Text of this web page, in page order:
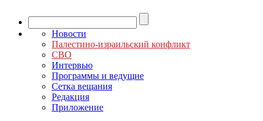
Новости
Палестино-израильский конфликт
СВО
Интервью
Программы и ведущие
Сетка вещания
Редакция
Приложение